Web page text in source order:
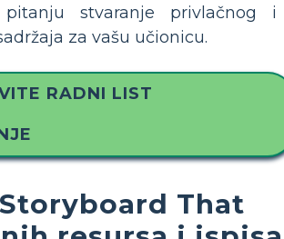
stvaranje privlačnog i
za vašu učionicu.
RADNI LIST
That